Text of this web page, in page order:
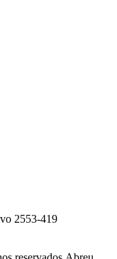
2553-419